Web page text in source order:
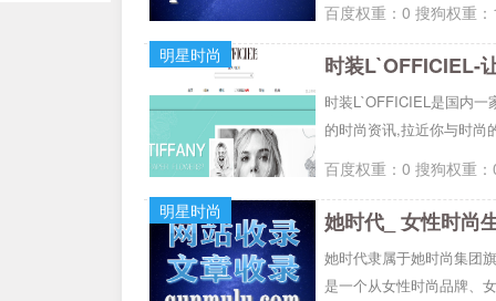
百度权重：0 搜狗权重
明星时尚
时装L`OFFICIEL-
时装L`OFFICIEL是国内
的时尚资讯,拉近你与时尚
百度权重：0 搜狗权重
明星时尚
她时代_ 女性时尚
她时代隶属于她时尚集团
是一个从女性时尚品牌、